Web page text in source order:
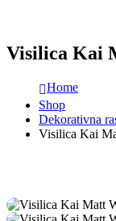
Visilica Kai
Home
Shop
Dekorativna
Visilica Kai